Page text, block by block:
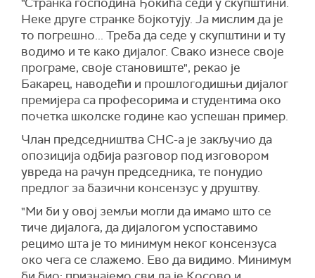
Неке друге странке бојкотују. Ја мислим да је
то погрешно... Треба да седе у скупштини и ту
водимо и те како дијалог. Свако изнесе своје
програме, своје становиште", рекао је
Бакарец, наводећи и прошлогодишњи дијалог
премијера са професорима и студентима око
почетка школске године као успешан пример.
Члан председништва СНС-а је закључио да
опозиција одбија разговор под изговором
увреда на рачун председника, те понудио
предлог за базични консензус у друштву.
"Ми би у овој земљи могли да имамо што се
тиче дијалога, да дијалогом успоставимо
рецимо шта је то минимум неког консензуса
око чега се слажемо. Ево да видимо. Минимум